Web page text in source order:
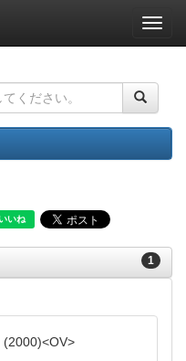
ナ
ビ
ー
ョ
ン
1
2000 OV